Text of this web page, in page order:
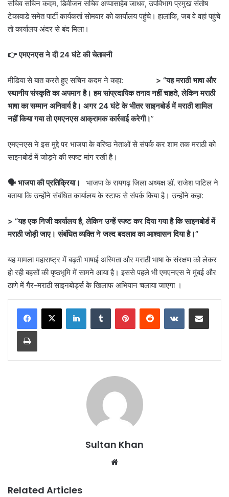
सचिव सचिन कदम, डिवीजन सचिव अप्पासाहेब जाधव, उपविभाग प्रमुख संतोष
टेकावाडे समेत पार्टी कार्यकर्ता सोमवार को कार्यालय पहुंचे। हालांकि, जब वे वहां पहुंचे
तो कार्यालय अंदर से बंद मिला।
👉 एमएनएस ने दी 24 घंटे की चेतावनी
मीडिया से बात करते हुए सचिन कदम ने कहा: > “यह मराठी भाषा और
स्थानीय संस्कृति का अपमान है। हम सांप्रदायिक तनाव नहीं चाहते, लेकिन मराठी
भाषा का सम्मान अनिवार्य है। अगर 24 घंटे के भीतर साइनबोर्ड में मराठी शामिल
नहीं किया गया तो एमएनएस आक्रामक कार्रवाई करेगी।”
एमएनएस ने इस मुद्दे पर भाजपा के वरिष्ठ नेताओं से संपर्क कर शाम तक मराठी को
साइनबोर्ड में जोड़ने की स्पष्ट मांग रखी है।
🗣 भाजपा की प्रतिक्रिया।
भाजपा के रायगढ़ जिला अध्यक्ष डॉ. राजेश पाटिल ने
बताया कि उन्होंने संबंधित कार्यालय के स्टाफ से संपर्क किया है। उन्होंने कहा:
> “यह एक निजी कार्यालय है, लेकिन उन्हें स्पष्ट कर दिया गया है कि साइनबोर्ड में
मराठी जोड़ी जाए। संबंधित व्यक्ति ने जल्द बदलाव का आश्वासन दिया है।”
यह मामला महाराष्ट्र में बढ़ती भाषाई अस्मिता और मराठी भाषा के संरक्षण को लेकर
हो रही बहसों की पृष्ठभूमि में सामने आया है। इससे पहले भी एमएनएस ने मुंबई और
ठाणे में गैर-मराठी साइनबोर्ड्स के खिलाफ अभियान चलाया जाएगा ।
Sultan Khan
Related Articles